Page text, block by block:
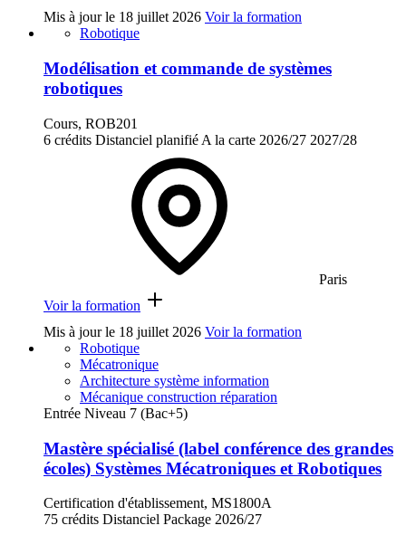
Mis à jour le 18 juillet 2026 Voir la formation
Robotique
Modélisation et commande de systèmes
robotiques
Cours, ROB201
6 crédits Distanciel planifié A la carte 2026/27 2027/28
Paris
Voir la formation
Mis à jour le 18 juillet 2026 Voir la formation
Robotique
Mécatronique
Architecture système information
Mécanique construction réparation
Entrée Niveau 7 (Bac+5)
Mastère spécialisé (label conférence des grandes
écoles) Systèmes Mécatroniques et Robotiques
Certification d'établissement, MS1800A
75 crédits Distanciel Package 2026/27